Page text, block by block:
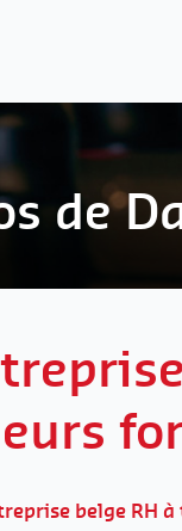
de
belge RH